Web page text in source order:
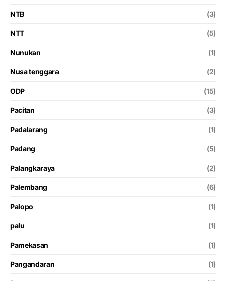
NTB (3)
NTT (5)
Nunukan (1)
Nusa tenggara (2)
ODP (15)
Pacitan (3)
Padalarang (1)
Padang (5)
Palangkaraya (2)
Palembang (6)
Palopo (1)
palu (1)
Pamekasan (1)
Pangandaran (1)